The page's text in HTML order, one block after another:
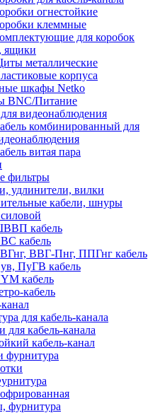
огнестойкие
клеммные
для коробок
ящики
металлические
корпуса
шкафы Netko
BNC/Питание
видеонаблюдения
комбинированный для
витая пара
фильтры
удлинители, вилки
кабели, шнуры
кабель
кабель
ВВГ-Пнг, ППГнг кабель
ПуГВ кабель
кабель
кабель
для кабель-канала
для кабель-канала
кабель-канал
фурнитура
фурнитура